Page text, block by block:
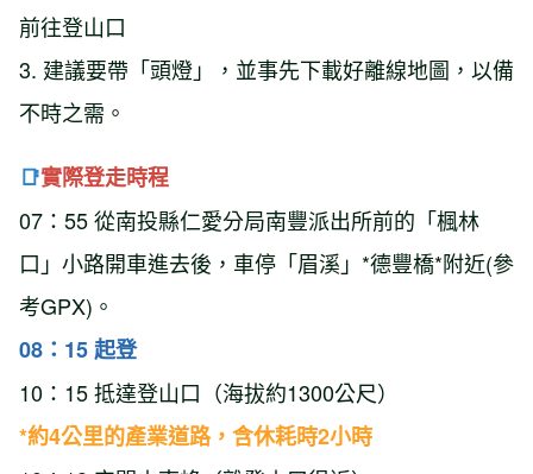
前往登山口
3. 建議要帶「頭燈」，並事先下載好離線地圖，以備
不時之需。
📑實際登走時程
07：55 從南投縣仁愛分局南豐派出所前的「楓林
口」小路開車進去後，車停「眉溪」*德豐橋*附近(參
考GPX)。
08：15 起登
10：15 抵達登山口（海拔約1300公尺）
*約4公里的產業道路，含休耗時2小時